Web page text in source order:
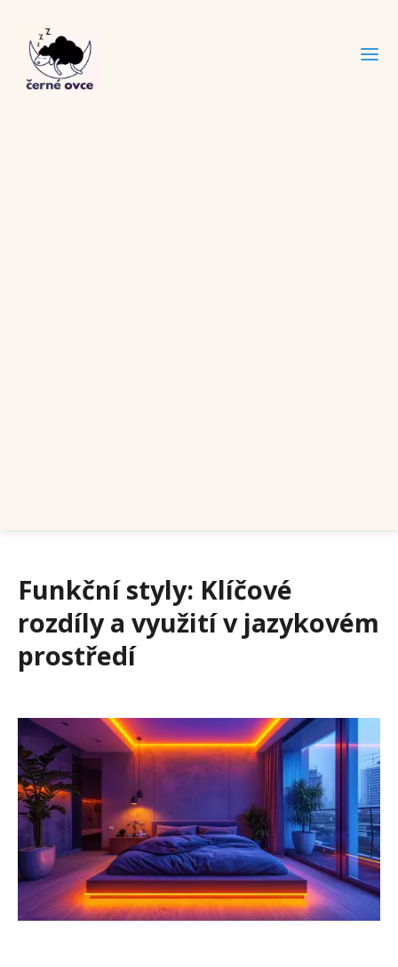
Funkční styly: Klíčové
rozdíly a využití v jazykovém
prostředí